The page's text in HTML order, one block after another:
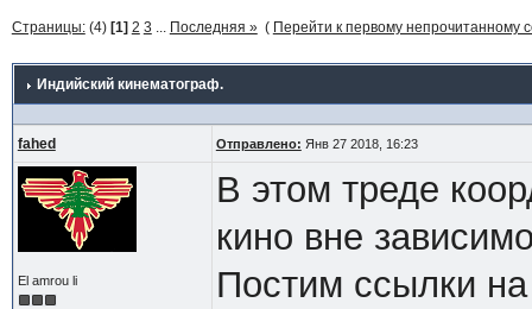
Страницы:(4) [1] 2 3 ... Последняя » ( Перейти к первому непрочитанному
Индийский кинематограф.
fahed Отправлено: Янв 27 2018, 16:23
El amrou li
В этом треде
кино вне
Постим ссылки